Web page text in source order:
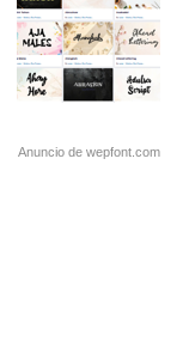
Anuncio de wepfont.com